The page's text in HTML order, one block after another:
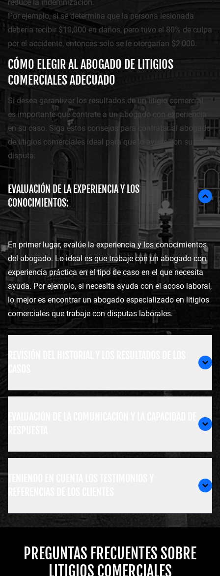
reduce la indemnización.
Por ejemplo, si se determina que la persona lesionada
debería recibir $10,000 en daños, pero tuvo el 80% de culpa
por el accidente, entonces solo se le otorgarían $2,000.
CÓMO ELEGIR AL ABOGADO DE LITIGIOS
COMERCIALES ADECUADO
Si desea garantizar los resultados de un litigio comercial,
es importante que contrate a un abogado con experiencia
en su caso. Siga estos consejos para contratar al abogado
de litigios comerciales ideal para que lo ayude con su
disputa:
EVALUACIÓN DE LA EXPERIENCIA Y LOS
CONOCIMIENTOS:
En primer lugar, evalúe la experiencia y los conocimientos
del abogado. Lo ideal es que trabaje con un abogado con
experiencia práctica en el tipo de caso en el que necesita
ayuda. Por ejemplo, si necesita ayuda con el acoso laboral,
lo mejor es encontrar un abogado especializado en litigios
comerciales que trabaje con disputas laborales.
PREGUNTAS FRECUENTES SOBRE
LITIGIOS COMERCIALES